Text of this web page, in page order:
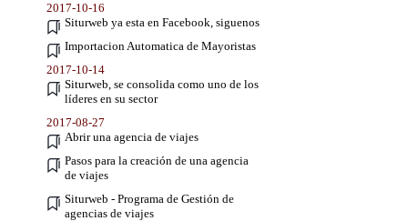
2017-10-16
Siturweb ya esta en Facebook, siguenos
Importacion Automatica de Mayoristas
2017-10-14
Siturweb, se consolida como uno de los
líderes en su sector
2017-08-27
Abrir una agencia de viajes
Pasos para la creación de una agencia
de viajes
Siturweb - Programa de Gestión de
agencias de viajes